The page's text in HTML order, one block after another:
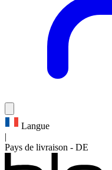
Langue
|
Pays de livraison - DE